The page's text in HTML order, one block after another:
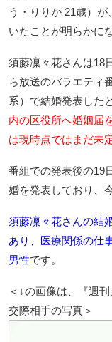
う・りりか 21歳）
いたことが明らかに
須藤凜々花さんは18
ら放送のバラエティ
系）で結婚発表した
内の区役所へ婚姻届
は現時点ではまだ未
番組での発表後の19
婚を発表しており、
須藤凜々花さんの結
あり、医療関係の仕
男性です。
＜↓の画像は、『週
交際相手の写真＞